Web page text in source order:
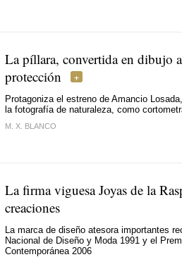
La píllara, convertida en dibujo
protección
Protagoniza el estreno de Amancio
la fotografía de naturaleza, como
M. X. BLANCO
La firma viguesa Joyas de la
creaciones
La marca de diseño atesora importantes
Nacional de Diseño y Moda 1991 y el
Contemporánea 2006